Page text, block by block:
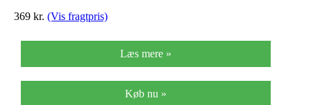
369 kr. (Vis fragtpris)
Læs mere »
Køb nu »